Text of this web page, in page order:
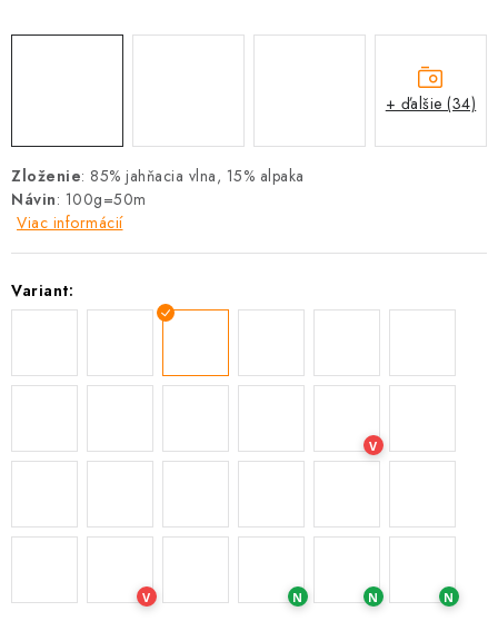
Zloženie: 85% jahňacia vlna, 15% alpaka
Návin: 100g=50m
Viac informácií
Variant:
V
V N N N
+ ďalšie (34)